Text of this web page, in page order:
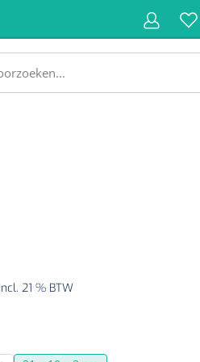
Incl. 21 % BTW